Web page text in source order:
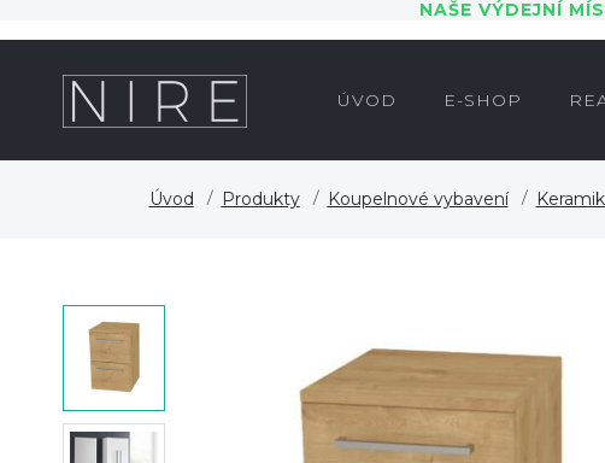
NAŠE VÝDEJNÍ
ÚVOD E-SHOP
Úvod Produkty Koupelnové vybavení